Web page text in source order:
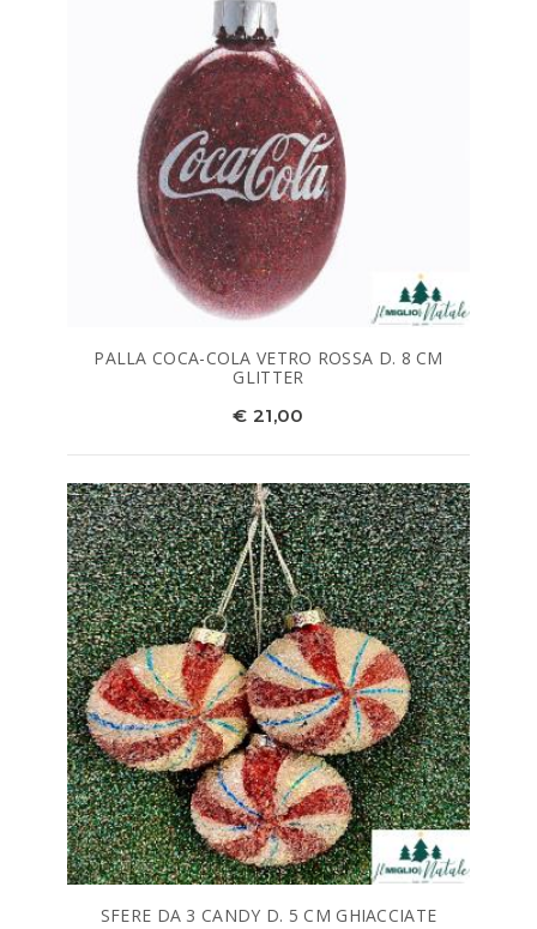
PALLA COCA-COLA VETRO ROSSA D. 8 CM
GLITTER
€ 21,00
SFERE DA 3 CANDY D. 5 CM GHIACCIATE